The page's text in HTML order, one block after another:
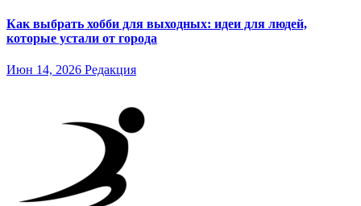
Как выбрать хобби для выходных: идеи для людей,
которые устали от города
Июн 14, 2026 Редакция